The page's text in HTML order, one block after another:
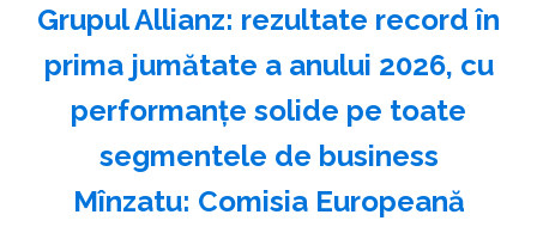
Grupul Allianz: rezultate record în
prima jumătate a anului 2026, cu
performanțe solide pe toate
segmentele de business
Mînzatu: Comisia Europeană